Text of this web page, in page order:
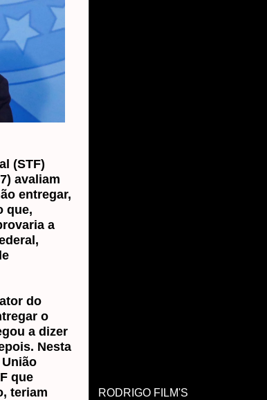
(STF)
avaliam
entregar,
que,
a
do
o
a dizer
Nesta
que
teriam
RODRIGO FILM'S